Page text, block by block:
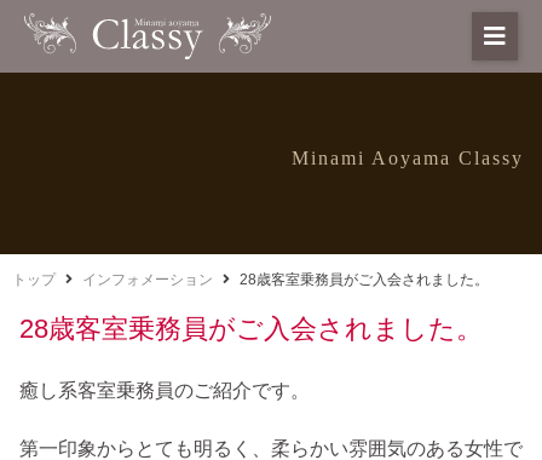
Minami Aoyama Classy
トップ インフォメーション 28歳客室乗務員がご入会されました。
28歳客室乗務員がご入会されました。
癒し系客室乗務員のご紹介です。
第一印象からとても明るく、柔らかい雰囲気のある女性で